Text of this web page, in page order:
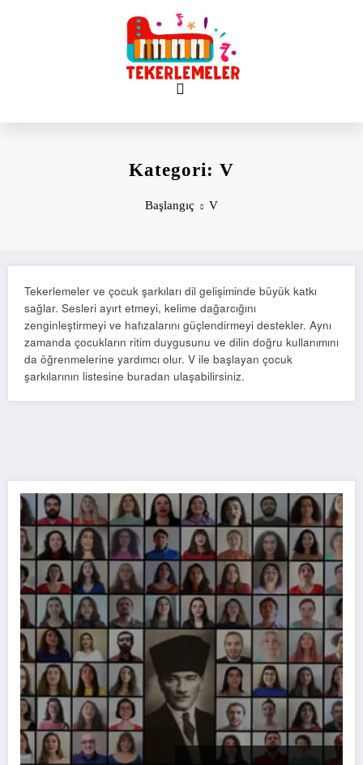
Kategori: V
Başlangıç V
Tekerlemeler ve çocuk şarkıları dil gelişiminde büyük katkı
sağlar. Sesleri ayırt etmeyi, kelime dağarcığını
zenginleştirmeyi ve hafızalarını güçlendirmeyi destekler. Aynı
zamanda çocukların ritim duygusunu ve dilin doğru kullanımını
da öğrenmelerine yardımcı olur. V ile başlayan çocuk
şarkılarının listesine buradan ulaşabilirsiniz.